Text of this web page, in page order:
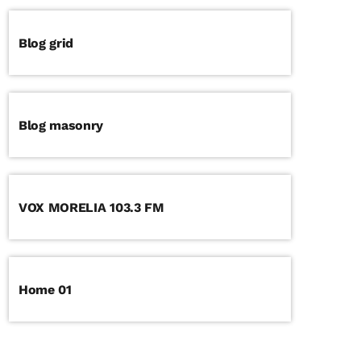
Blog grid
Blog masonry
VOX MORELIA 103.3 FM
Home 01